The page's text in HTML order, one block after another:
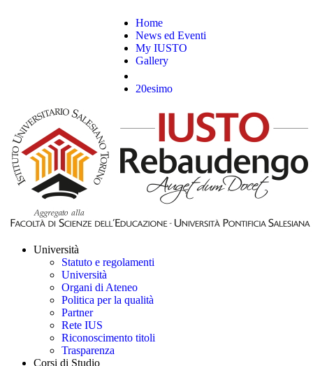
Home
News ed Eventi
My IUSTO
Gallery
20esimo
Università
Statuto e regolamenti
Università
Organi di Ateneo
Politica per la qualità
Partner
Rete IUS
Riconoscimento titoli
Trasparenza
Corsi di Studio